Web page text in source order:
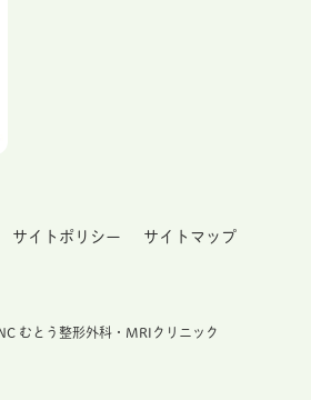
サイトポリシー サイトマップ
むとう整形外科・MRIクリニック